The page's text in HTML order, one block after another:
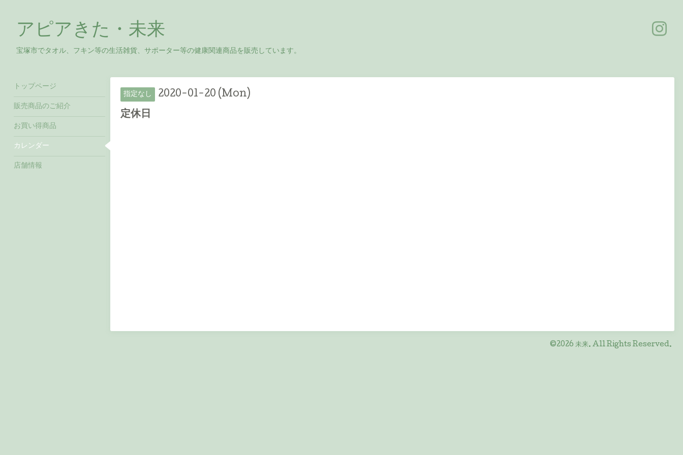
アピアきた・未来
宝塚市でタオル、フキン等の生活雑貨、サポーター等の健康関連商品を販売しています。
指定なし 2020-01-20 (Mon)
定休日
©2026 未来. All Rights Reserved.
トップページ
販売商品のご紹介
お買い得商品
カレンダー
店舗情報